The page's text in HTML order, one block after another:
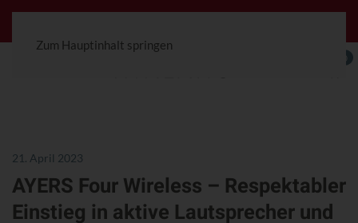
Zum Hauptinhalt springen
0
21. April 2023
AYERS Four Wireless – Respektabler
Einstieg in aktive Lautsprecher und